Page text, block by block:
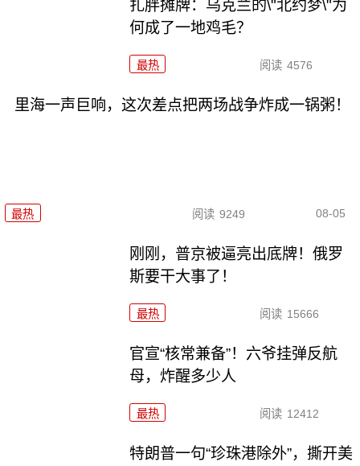
扎胖摊牌：乌克兰的\"北约梦\"为
何成了一地鸡毛？
最热 阅读 4576
里海一声巨响，这次差点把两场战争炸成一锅粥！
最热 阅读 9249 08-05
刚刚，普京被逼亮出底牌！俄罗
斯要干大事了！
最热 阅读 15666
官宣“核常兼备”！六爷挂弹反航
母，炸醒多少人
最热 阅读 12412
特朗普一句“珍珠港除外”，撕开美